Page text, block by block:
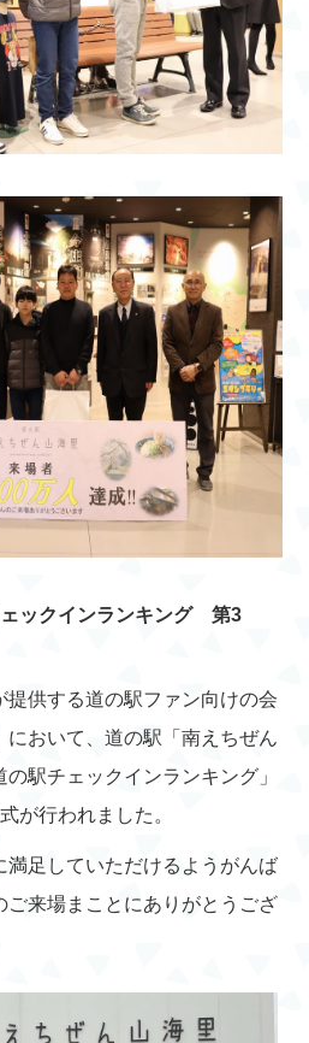
ックインランキング 第3
供する道の駅ファン向けの会
において、道の駅「南えちぜん
駅チェックインランキング」
が行われました。
足していただけるようがんば
ご来場まことにありがとうござ